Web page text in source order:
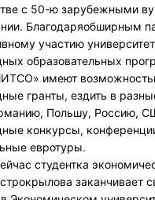
с 50-ю зарубежными
Благодаряобширным
участию
образовательных
имеют
гранты, ездить в
Польшу, Россию,
конкурсы,
евротуры.
студентка
заканчивает